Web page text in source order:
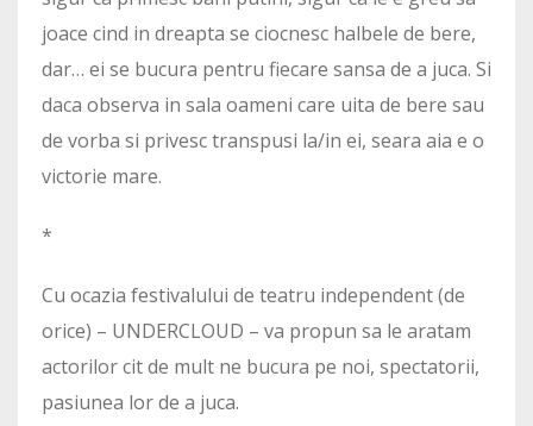
joace cind in dreapta se ciocnesc halbele de bere,
dar… ei se bucura pentru fiecare sansa de a juca. Si
daca observa in sala oameni care uita de bere sau
de vorba si privesc transpusi la/in ei, seara aia e o
victorie mare.
*
Cu ocazia festivalului de teatru independent (de
orice) – UNDERCLOUD – va propun sa le aratam
actorilor cit de mult ne bucura pe noi, spectatorii,
pasiunea lor de a juca.